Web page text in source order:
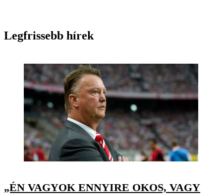
Legfrissebb hírek
„ÉN VAGYOK ENNYIRE OKOS, VAGY